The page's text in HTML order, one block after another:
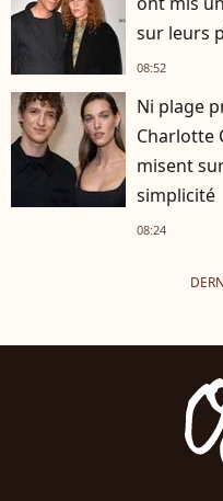
sur leurs
08:52
Ni plage
Charlotte
misent
simplicité
08:24